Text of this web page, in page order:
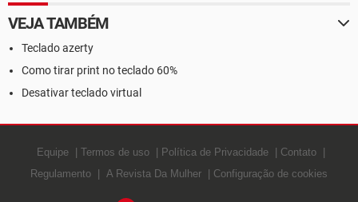
VEJA TAMBÉM
Teclado azerty
Como tirar print no teclado 60%
Desativar teclado virtual
Equipe Termos de uso Política de Privacidade
Contato
Regulamento
A Revista Da Mulher Configuração de cookies